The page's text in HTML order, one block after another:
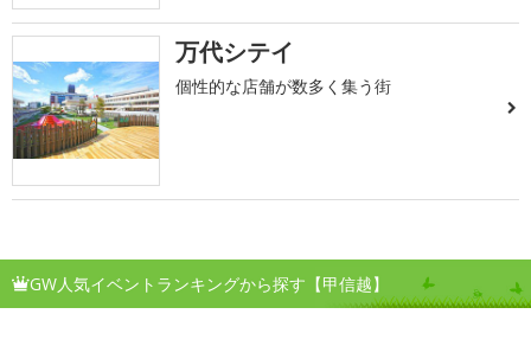
万代シテイ
個性的な店舗が数多く集う街
GW人気イベントランキングから探す【甲信越】